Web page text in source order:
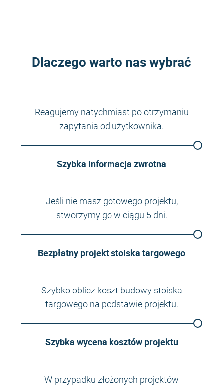
Dlaczego warto nas wybrać
Reagujemy natychmiast po otrzymaniu
zapytania od użytkownika.
Szybka informacja zwrotna
Jeśli nie masz gotowego projektu,
stworzymy go w ciągu 5 dni.
Bezpłatny projekt stoiska targowego
Szybko oblicz koszt budowy stoiska
targowego na podstawie projektu.
Szybka wycena kosztów projektu
W przypadku złożonych projektów